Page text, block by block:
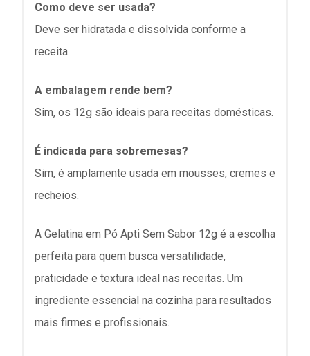
Como deve ser usada?
Deve ser hidratada e dissolvida conforme a
receita.
A embalagem rende bem?
Sim, os 12g são ideais para receitas domésticas.
É indicada para sobremesas?
Sim, é amplamente usada em mousses, cremes e
recheios.
A Gelatina em Pó Apti Sem Sabor 12g é a escolha
perfeita para quem busca versatilidade,
praticidade e textura ideal nas receitas. Um
ingrediente essencial na cozinha para resultados
mais firmes e profissionais.